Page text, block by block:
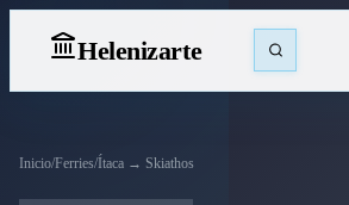
Helenizarte
Inicio/Ferries/Ítaca → Skiathos